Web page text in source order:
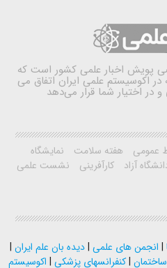
پویش اخبار علمی کشور است که
اکوسیستم علمی ایران اتفاق می
در اختیار شما قرار می‌دهد
عمومی هفته سلامت
نمایشگاه
آزاد کارآفرینی
نشست علمی
| انجمن های علمی |دیده بان علم ایران |
ساختمان |کنفرانسهای پزشکی | اکوسیستم